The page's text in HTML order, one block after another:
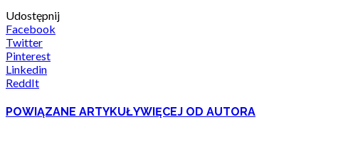
Udostępnij
Facebook
Twitter
Pinterest
Linkedin
ReddIt
POWIĄZANE ARTYKUŁYWIĘCEJ OD AUTORA